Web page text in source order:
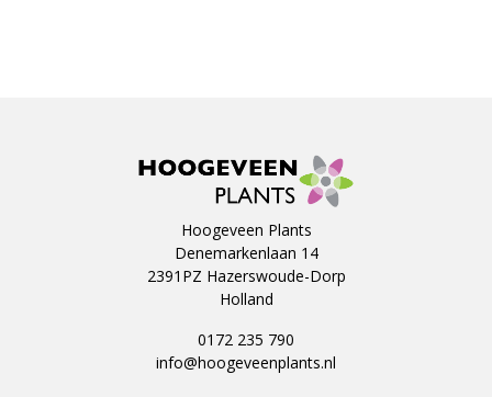
Hoogeveen Plants
Denemarkenlaan 14
2391PZ Hazerswoude-Dorp
Holland
0172 235 790
info@hoogeveenplants.nl